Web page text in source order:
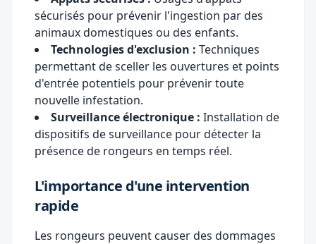
sécurisés pour prévenir l'ingestion par des
animaux domestiques ou des enfants.
Technologies d'exclusion : Techniques
permettant de sceller les ouvertures et points
d'entrée potentiels pour prévenir toute
nouvelle infestation.
Surveillance électronique : Installation de
dispositifs de surveillance pour détecter la
présence de rongeurs en temps réel.
L'importance d'une intervention
rapide
Les rongeurs peuvent causer des dommages